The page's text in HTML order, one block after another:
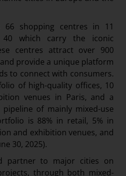
66 shopping centres in 11
40 which carry the iconic
centres attract over 900
provide a unique platform
to connect with consumers.
of high-quality offices, 10
venues in Paris, and a
of mainly mixed-use
is 88% in retail, 5% in
and exhibition venues, and
30, 2025).
partner to major cities on
through both mixed-